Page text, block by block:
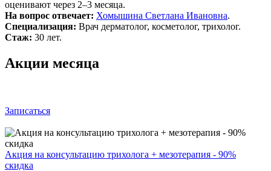
оценивают через 2–3 месяца.
На вопрос отвечает: Хомышина Светлана Ивановна.
Специализация: Врач дерматолог, косметолог, трихолог.
Стаж: 30 лет.
Акции месяца
Записаться
Акция на консультацию трихолога + мезотерапия - 90%
скидка